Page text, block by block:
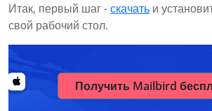
Итак, первый шаг -скачать и
свой рабочий стол.
Получить Mailbird